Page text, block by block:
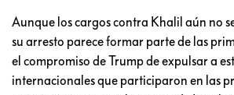
Aunque los cargos contra Khalil aún no
su arresto parece formar parte de las
el compromiso de Trump de expulsar a
internacionales que participaron en las